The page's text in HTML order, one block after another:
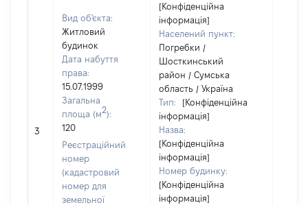
3
Вид об'єкта:
Житловий
будинок
Дата набуття
права:
15.07.1999
Загальна
площа (м2):
120
Реєстраційний
номер
(кадастровий
номер для
земельної
[Конфіденційна
інформація]
Населений пункт:
Погребки /
Шосткинський
район / Сумська
область / Україна
Тип:
[Конфіденційна
інформація]
Назва:
[Конфіденційна
інформація]
Номер будинку:
[Конфіденційна
інформація]